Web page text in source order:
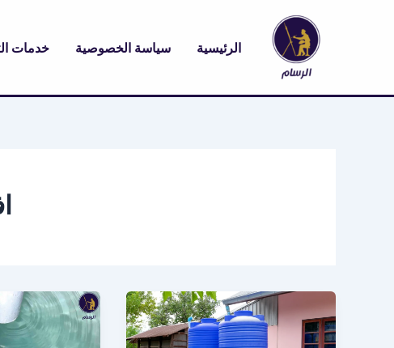
الرئيسية سياسة الخصوصية خدمات